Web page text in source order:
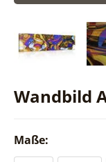
Wandbild
Maße: